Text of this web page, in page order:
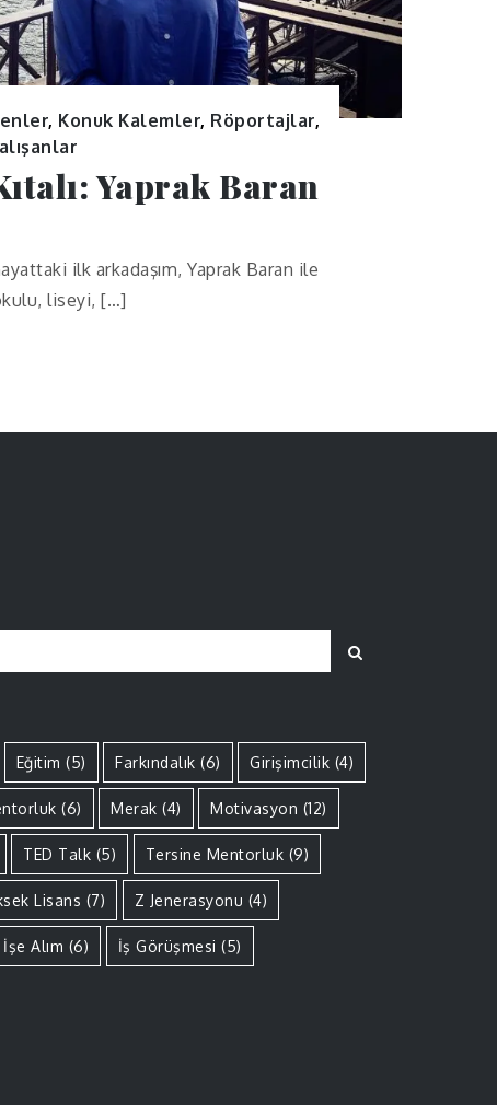
, Konuk Kalemler, Röportajlar,
Yaprak Baran
ilk arkadaşım, Yaprak Baran ile
liseyi, […]
Eğitim (5) Farkındalık (6) Girişimcilik (4)
(6) Merak (4) Motivasyon (12)
TED Talk (5) Tersine Mentorluk (9)
Lisans (7) Z Jenerasyonu (4)
İşe Alım (6) İş Görüşmesi (5)